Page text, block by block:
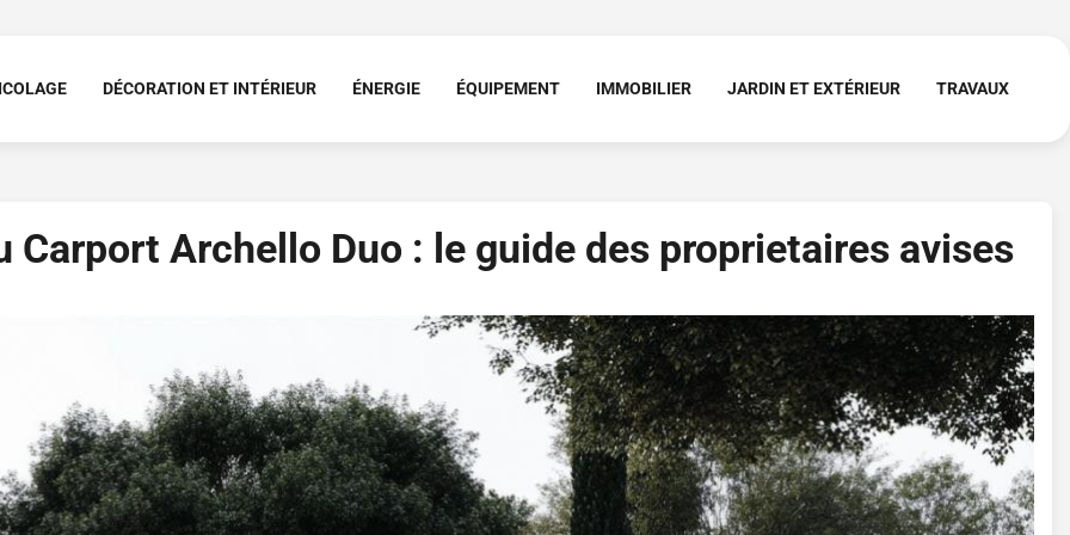
DÉCORATION ET INTÉRIEUR ÉNERGIE ÉQUIPEMENT IMMOBILIER JARDIN ET EXTÉRIEUR TRAVAUX
Carport Archello Duo : le guide des proprietaires avises